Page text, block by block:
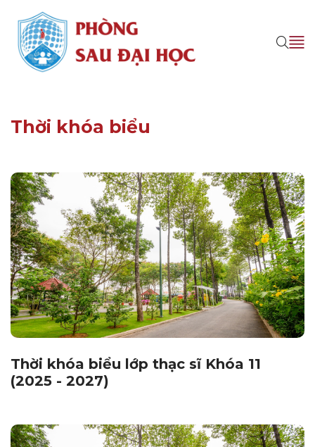
Thời khóa biểu
Thời khóa biểu lớp thạc sĩ Khóa 11
(2025 - 2027)